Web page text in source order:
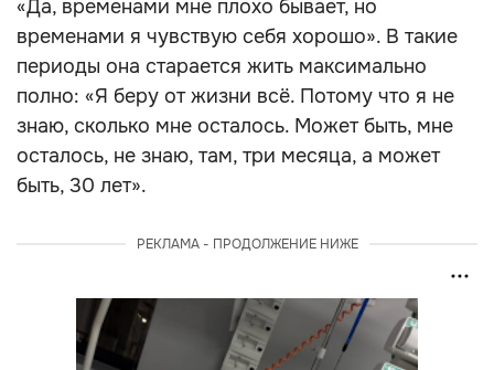
«Да, временами мне плохо бывает, но
временами я чувствую себя хорошо». В такие
периоды она старается жить максимально
полно: «Я беру от жизни всё. Потому что я не
знаю, сколько мне осталось. Может быть, мне
осталось, не знаю, там, три месяца, а может
быть, 30 лет».
РЕКЛАМА - ПРОДОЛЖЕНИЕ НИЖЕ